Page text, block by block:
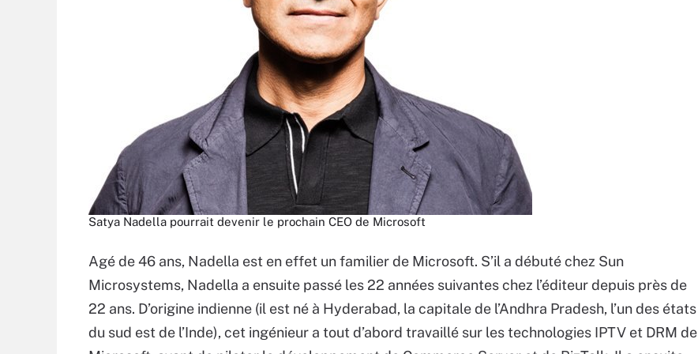
Satya Nadella pourrait devenir le prochain CEO de Microsoft
Agé de 46 ans, Nadella est en effet un familier de Microsoft. S’il a débuté chez Sun
Microsystems, Nadella a ensuite passé les 22 années suivantes chez l’éditeur depuis près de
22 ans. D’origine indienne (il est né à Hyderabad, la capitale de l’Andhra Pradesh, l’un des états
du sud est de l’Inde), cet ingénieur a tout d’abord travaillé sur les technologies IPTV et DRM de